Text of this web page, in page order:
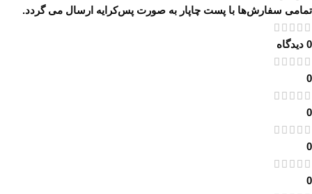
تمامی سفارش‌ها با پست چاپار به صورت پس‌کرایه ارسال می گردد.
0 دیدگاه
0
0
0
0